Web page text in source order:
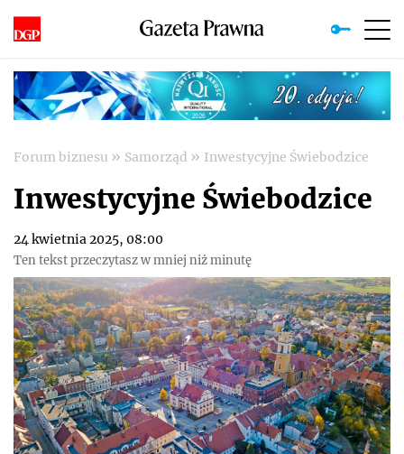
Forum biznesu » Samorząd » Inwestycyjne Świebodzice
Inwestycyjne Świebodzice
24 kwietnia 2025, 08:00
Ten tekst przeczytasz w mniej niż minutę